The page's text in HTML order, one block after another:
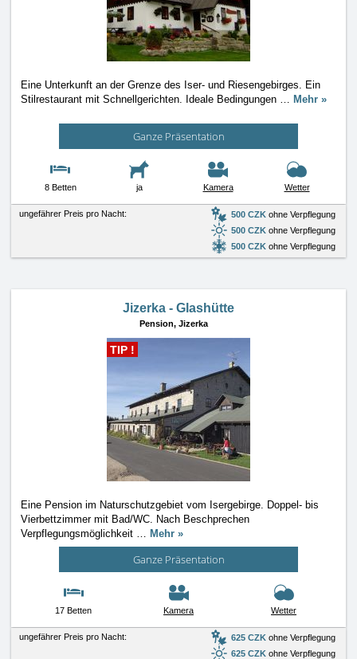
Eine Unterkunft an der Grenze des Iser- und Riesengebirges. Ein
Stilrestaurant mit Schnellgerichten. Ideale Bedingungen … Mehr »
Ganze Präsentation
8 Betten ja Kamera Wetter
ungefährer Preis pro Nacht: 500 CZK ohne Verpflegung
500 CZK ohne Verpflegung
500 CZK ohne Verpflegung
Jizerka - Glashütte
Pension, Jizerka
TIP !
Eine Pension im Naturschutzgebiet vom Isergebirge. Doppel- bis
Vierbettzimmer mit Bad/WC. Nach Beschprechen
Verpflegungsmöglichkeit … Mehr »
Ganze Präsentation
17 Betten Kamera Wetter
ungefährer Preis pro Nacht: 625 CZK ohne Verpflegung
625 CZK ohne Verpflegung